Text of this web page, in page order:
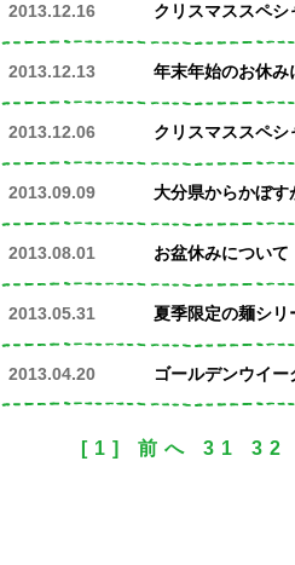
2013.12.16 クリスマススペシ
2013.12.13 年末年始のお休み
2013.12.06 クリスマススペ
2013.09.09 大分県からかぼす
2013.08.01 お盆休みについて
2013.05.31 夏季限定の麺シリ
2013.04.20 ゴールデンウイ
[1] 前へ 31 32